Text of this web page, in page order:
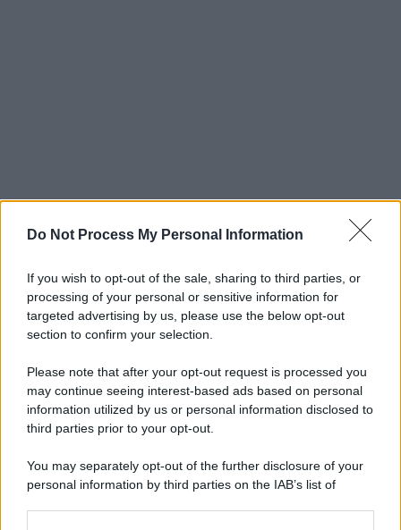
Do Not Process My Personal Information
If you wish to opt-out of the sale, sharing to third parties, or
processing of your personal or sensitive information for
targeted advertising by us, please use the below opt-out
section to confirm your selection.
Please note that after your opt-out request is processed you
may continue seeing interest-based ads based on personal
information utilized by us or personal information disclosed to
third parties prior to your opt-out.
You may separately opt-out of the further disclosure of your
personal information by third parties on the IAB’s list of